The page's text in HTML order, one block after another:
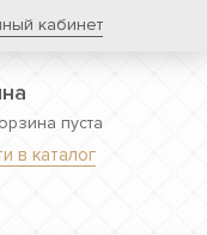
кабинет
пуста
в каталог